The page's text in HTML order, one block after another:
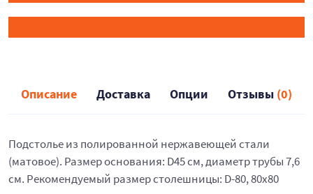
Описание Доставка Опции Отзывы (0)
Подстолье из полированной нержавеющей стали
(матовое). Размер основания: D45 см, диаметр трубы 7,6
см. Рекомендуемый размер столешницы: D-80, 80х80